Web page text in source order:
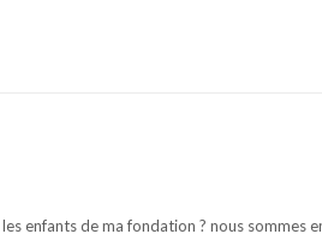
enfants de ma fondation ? nous sommes